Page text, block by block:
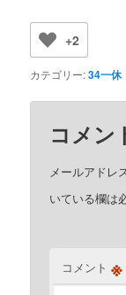
+2
カテゴリー:34一休
コメン
メールアドレ
いている欄は
コメント ※